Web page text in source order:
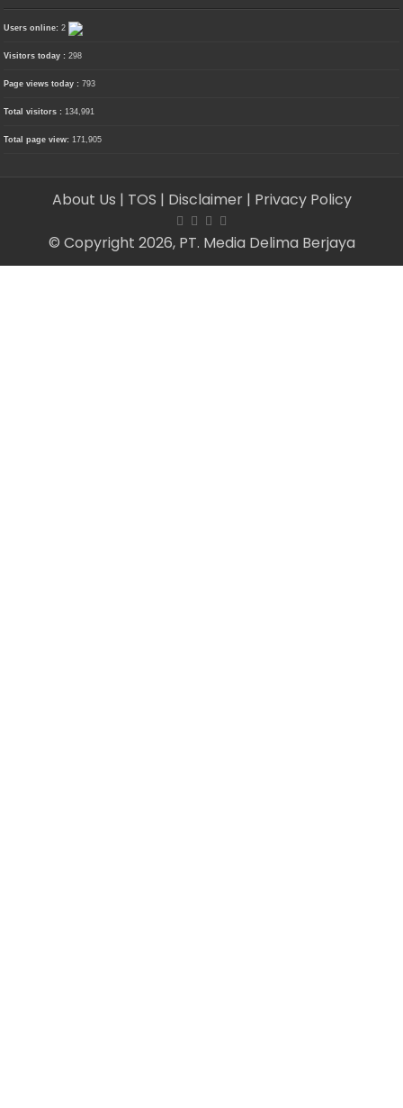
Users online:2
Visitors today :298
Page views today :793
Total visitors :134,991
Total page view:171,905
About Us | TOS | Disclaimer | Privacy Policy
© Copyright 2026, PT. Media Delima Berjaya